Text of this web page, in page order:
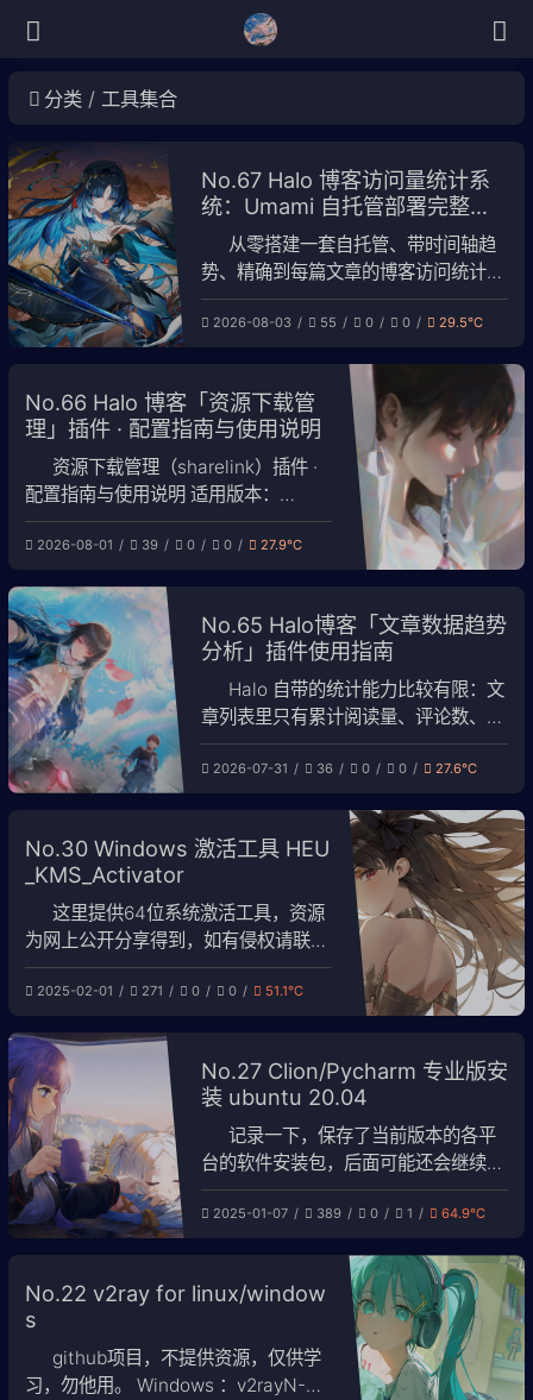
分类 工具集合
No.67 Halo 博客访问量统计系
统：Umami 自托管部署完整教
从零搭建一套自托管、带时间轴趋
势、精确到每篇文章的博客访问统计系
统。 全文按两种典型场景给出完整配
置：Umami 直接部署在公网服务器，
务器转发。 一、最终效果 你将获得 每
篇文章的 PV/UV、停留时长、跳出率
按小时/天/月/年的时间轴趋势图 访客
地域（国
2026-08-03 55 0 0 29.5℃
No.66 Halo 博客「资源下载管
理」插件 · 配置指南与使用说明
资源下载管理（sharelink）插件 ·
配置指南与使用说明 适用版本：
sharelink 1.0.x / Halo ≥ 2.22（已在
Halo Pro 2.25.4 实测） 本文配合截图
和注意事项。 目录
2026-08-01 39 0 0 27.9℃
No.65 Halo博客「文章数据趋势
分析」插件使用指南
Halo 自带的统计能力比较有限：文
章列表里只有累计阅读量、评论数、点
赞数，看不到趋势，也看不到访客、跳
出率这类指标。为此我写了「文章数据
点统计数据和 Halo 自身的点赞计数整
合到后台的一张看板里，支持全站趋
势、逐日数据和单篇文章分析。 这篇
文章记录插件的安
2026-07-31 36 0 0 27.6℃
No.30 Windows 激活工具 HEU
_KMS_Activator
这里提供64位系统激活工具，资源
为网上公开分享得到，如有侵权请联系
删除。 装好系统之后，直接运行软
件，点击激活即可。
2025-02-01 271 0 0 51.1℃
No.27 Clion/Pycharm 专业版安
装 ubuntu 20.04
记录一下，保存了当前版本的各平
台的软件安装包，后面可能还会继续用
到。教程取自淘宝，仅作为记录。 1. 在
官网中下载CLion 将压缩包解压到一个
2025-01-07 389 0 1 64.9℃
No.22 v2ray for linux/window
s
github项目，不提供资源，仅供学
习，勿他用。 Windows ：v2rayN-